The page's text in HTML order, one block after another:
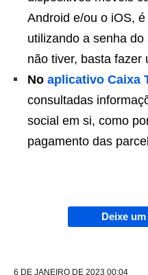
Android e/ou o iOS,
utilizando a senha
não tiver, basta fazer
No aplicativo Caixa
consultadas
social em si, como
pagamento das
Deixe
6 DE JANEIRO DE 2023 00:04